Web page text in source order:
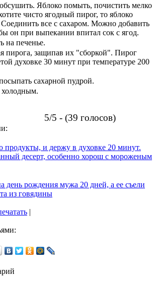
Яблоко помыть, почистить мелко
чисто ягодный пирог, то яблоко
все с сахаром. Можно добавить
он при выпекании впитал сок с ягод.
на печенье.
пирога, защипав их "сборкой". Пирог
духовке 30 минут при температуре 200
сахарной пудрой.
холодным.
5/5 - (39 голосов)
продукты, и держу в духовке 20 минут.
десерт, особенно хорош с мороженым
день рождения мужа 20 дней, а ее съели
из говядины
|